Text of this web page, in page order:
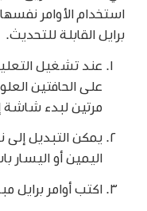
استخدام الأوامر
برايل القابلة للتحديث.
عند تشغيل
على الحافتين
مرتين لبدء شاشة
يمكن التبديل
اليمين أو اليسار
اكتب أوامر برايل